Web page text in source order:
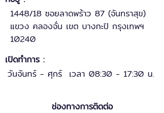
1448/18 ซอยลาดพร้าว 87 (จันทราสุข)
แขวง คลองจั่น เขต บางกะปิ กรุงเทพฯ
10240
เปิดทำการ :
วันจันทร์ - ศุกร์ เวลา 08:30 - 17:30 น.
ช่องทางการติดต่อ